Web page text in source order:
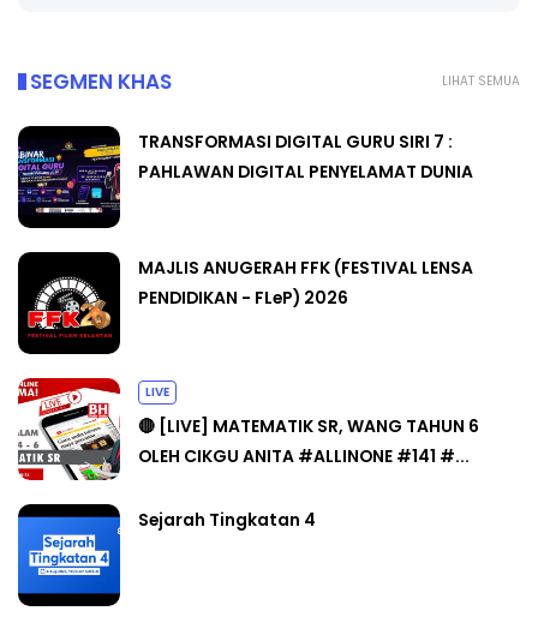
LIHAT SEMUA
SEGMEN KHAS
TRANSFORMASI DIGITAL GURU SIRI 7 :
PAHLAWAN DIGITAL PENYELAMAT DUNIA
MAJLIS ANUGERAH FFK (FESTIVAL LENSA
PENDIDIKAN - FLeP) 2026
LIVE
🔴 [LIVE] MATEMATIK SR, WANG TAHUN 6
OLEH CIKGU ANITA #ALLINONE #141 #...
Sejarah Tingkatan 4